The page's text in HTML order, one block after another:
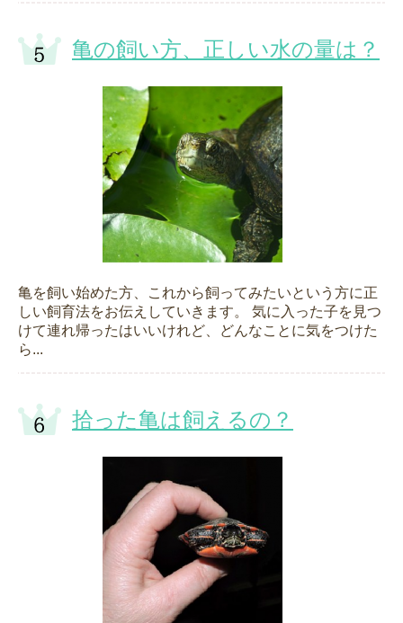
亀の飼い方、正しい水の量は？
亀を飼い始めた方、これから飼ってみたいという方に正
しい飼育法をお伝えしていきます。 気に入った子を見つ
けて連れ帰ったはいいけれど、どんなことに気をつけた
ら...
拾った亀は飼えるの？